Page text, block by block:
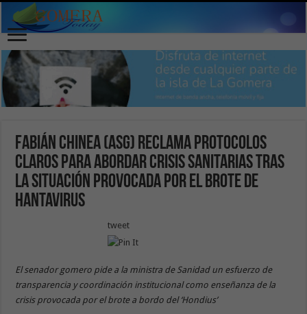
Fabián Chinea (ASG) reclama protocolos
claros para abordar crisis sanitarias tras
la situación provocada por el brote de
hantavirus
tweet
El senador gomero pide a la ministra de Sanidad un esfuerzo de
transparencia y coordinación institucional como enseñanza de la
crisis provocada por el brote a bordo del ‘Hondius’